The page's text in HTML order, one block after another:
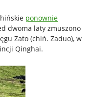
ponownie
dwoma laty zmuszono
Zato (chiń. Zaduo), w
Qinghai.